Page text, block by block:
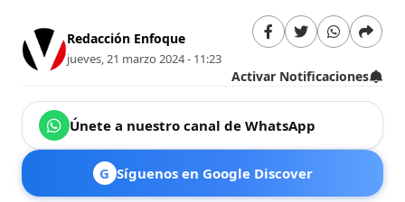
Redacción Enfoque
jueves, 21 marzo 2024 - 11:23
Activar Notificaciones
Únete a nuestro canal de WhatsApp
G Síguenos en Google Discover